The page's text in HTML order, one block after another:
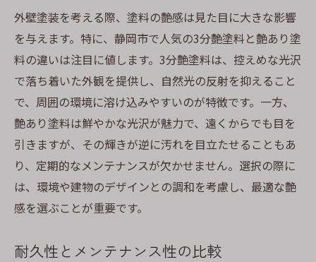
外壁塗装を考える際、塗料の艶感は見た目に大きな影響
を与えます。特に、静岡市で人気の3分艶塗料と艶あり塗
料の違いは注目に値します。3分艶塗料は、控えめな光沢
で落ち着いた外観を提供し、自然光の反射を抑えること
で、周囲の環境に溶け込みやすいのが特徴です。一方、
艶あり塗料は鮮やかな光沢が魅力で、遠くからでも目を
引きますが、その輝きが逆に汚れを目立たせることもあ
り、定期的なメンテナンスが欠かせません。選択の際に
は、環境や建物のデザインとの調和を考慮し、最適な艶
感を選ぶことが重要です。
耐久性とメンテナンス性の比較